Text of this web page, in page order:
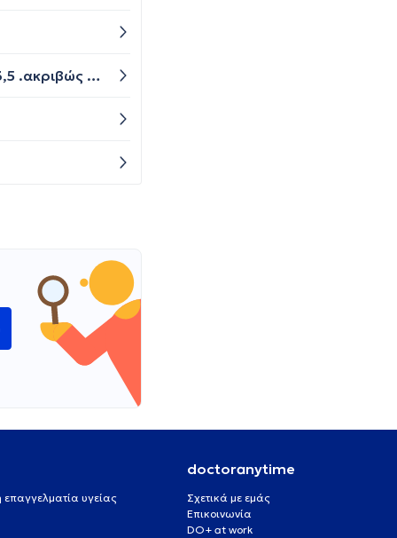
Καλησπέρα σας πριν ένα χρόνο στις 11 Δεκεμβρίου 2023 μου ήρθε τελευταία φορά περίοδος είμαι σήμερα 43,5 .ακριβώς στις 20 Νοέμβρη του 2024 έπαθα οξύ ψυχωτικό παροδικό επεισόδιο ο γιατρός είπε ότι η αιτία ήταν η εμμηνόπαυση.εχετε ανάλογες εμπειρίες;
επαγγελματία υγείας
doctoranytime
Σχετικά με εμάς
Επικοινωνία
DO+ at work